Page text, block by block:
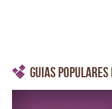
Guias